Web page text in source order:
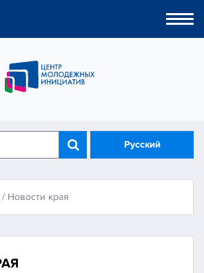
Русский
/ Новости края